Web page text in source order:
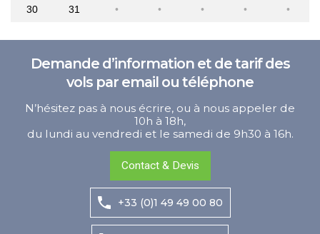
30 31
Demande d’information et de tarif des
vols par email ou téléphone
N’hésitez pas à nous écrire, ou à nous appeler de
10h à 18h,
du lundi au vendredi et le samedi de 9h30 à 16h.
Contact & Devis
+33 (0)1 49 49 00 80